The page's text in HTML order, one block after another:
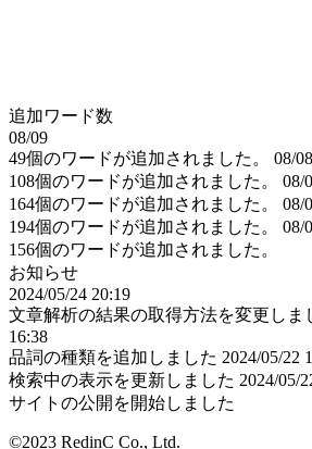
追加ワード数
08/09
49個のワードが追加されました。
08/08
108個のワードが追加されました。
08/
164個のワードが追加されました。
08/
194個のワードが追加されました。
08/
156個のワードが追加されました。
お知らせ
2024/05/24 20:19
文章解析の結果の取得方法を変更しま
16:38
品詞の種類を追加しました 2024/05/22
検索中の表示を更新しました 2024/05/
サイトの公開を開始しました
©2023 RedinC Co., Ltd.